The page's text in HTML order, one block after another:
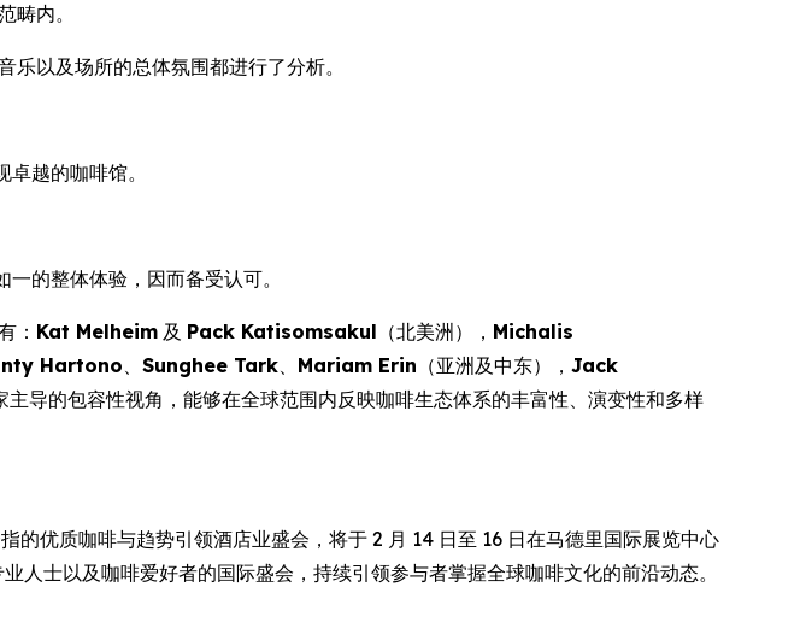
畴内。
以及场所的总体氛围都进行了分析。
越的咖啡馆。
的整体体验，因而备受认可。
： Kat Melheim 及 Pack Katisomsakul （北美洲）， Michalis
Hartono、 Sunghee Tark、 Mariam Erin （亚洲及中东）， Jack
主导的包容性视角，能够在全球范围内反映咖啡生态体系的丰富性、演变性和多样
优质咖啡与趋势引领酒店业盛会，将于 2 月 14 日至 16 日在马德里国际展览中心
士以及咖啡爱好者的国际盛会，持续引领参与者掌握全球咖啡文化的前沿动态。